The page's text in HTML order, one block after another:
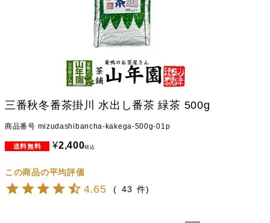
三番秋冬番茶掛川 水出し番茶 緑茶 500g
商品番号 mizudashibancha-kakega-500g-01p
¥2,400税込
4.65 43